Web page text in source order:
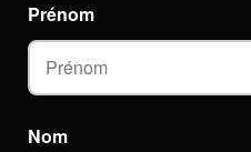
Prénom
Nom